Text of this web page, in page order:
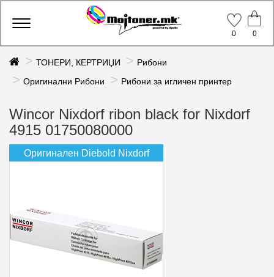
Toggle
0
0
ТОНЕРИ, КЕРТРИЏИ
Рибони
Оригинални Рибони
Рибони за игличен принтер
Wincor Nixdorf ribon black for Nixdorf
4915 01750080000
Оригинален Diebold Nixdorf